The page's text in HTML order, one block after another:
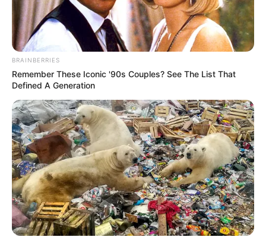
BRAINBERRIES
Remember These Iconic '90s Couples? See The List That
Defined A Generation